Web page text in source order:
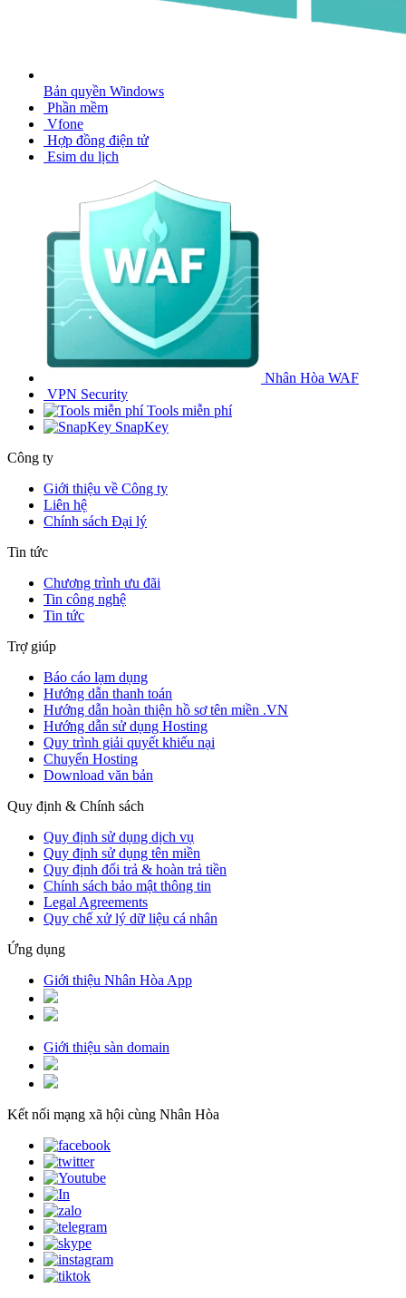
Bản quyền Windows
Phần mềm
Vfone
Hợp đồng điện tử
Esim du lịch
Nhân Hòa WAF
VPN Security
Tools miễn phí
SnapKey
Công ty
Giới thiệu về Công ty
Liên hệ
Chính sách Đại lý
Tin tức
Chương trình ưu đãi
Tin công nghệ
Tin tức
Trợ giúp
Báo cáo lạm dụng
Hướng dẫn thanh toán
Hướng dẫn hoàn thiện hồ sơ tên miền .VN
Hướng dẫn sử dụng Hosting
Quy trình giải quyết khiếu nại
Chuyển Hosting
Download văn bản
Quy định & Chính sách
Quy định sử dụng dịch vụ
Quy định sử dụng tên miền
Quy định đổi trả & hoàn trả tiền
Chính sách bảo mật thông tin
Legal Agreements
Quy chế xử lý dữ liệu cá nhân
Ứng dụng
Giới thiệu Nhân Hòa App
Giới thiệu sàn domain
Kết nối mạng xã hội cùng Nhân Hòa